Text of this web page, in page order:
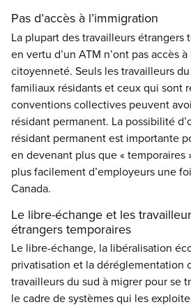
Pas d’accès à l’immigration
La plupart des travailleurs étrangers
en vertu d’un ATM n’ont pas accès
citoyenneté. Seuls les travailleurs
familiaux résidants et ceux qui sont
conventions collectives peuvent
résidant permanent. La possibilité
résidant permanent est importante
en devenant plus que « temporaires
plus facilement d’employeurs une
Canada.
Le libre-échange et les
étrangers temporaires
Le libre-échange, la libéralisation
privatisation et la déréglementation
travailleurs du sud à migrer pour se
le cadre de systèmes qui les